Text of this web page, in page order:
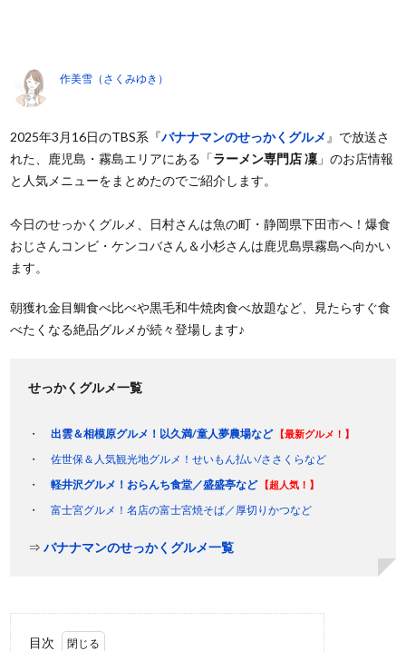
作美雪（さくみゆき）
2025年3月16日のTBS系『バナナマンのせっかくグルメ 』で放送さ
れた、鹿児島・霧島エリアにある「ラーメン専門店 凜 」のお店情報
と人気メニューをまとめたのでご紹介します。
今日のせっかくグルメ、日村さんは魚の町・静岡県下田市へ！爆食
おじさんコンビ・ケンコバさん＆小杉さんは鹿児島県霧島へ向かい
ます。
朝獲れ金目鯛食べ比べや黒毛和牛焼肉食べ放題など、見たらすぐ食
べたくなる絶品グルメが続々登場します♪
せっかくグルメ一覧
出雲＆相模原グルメ！以久満/童人夢農場など 【最新グルメ！】
佐世保＆人気観光地グルメ！せいもん払い/ささくらなど
軽井沢グルメ！おらんち食堂／盛盛亭など
【超人気！】
富士宮グルメ！名店の富士宮焼そば／厚切りかつなど
⇒バナナマンのせっかくグルメ一覧
目次